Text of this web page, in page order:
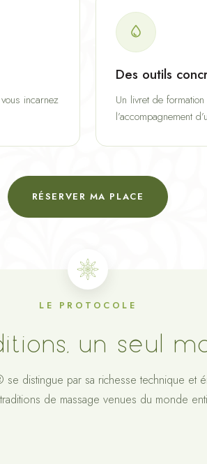
incarnez
Des outils
Un livret de
l’accompagnement
RÉSERVER MA PLACE
LE PROTOCOLE
un seul
distingue par sa richesse technique et
de massage venues du monde